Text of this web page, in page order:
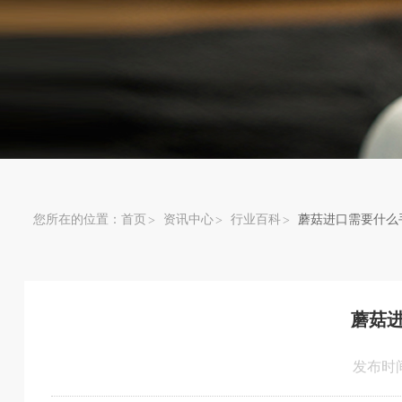
您所在的位置： 首页 资讯中心 行业百科 蘑菇进口需要什么
蘑菇
发布时